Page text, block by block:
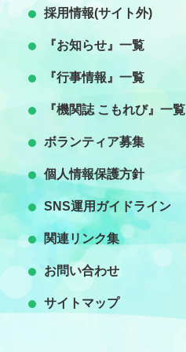
採用情報(サイト外)
『お知らせ』一覧
『行事情報』一覧
『機関誌 こもれび』一覧
ボランティア募集
個人情報保護方針
SNS運用ガイドライン
関連リンク集
お問い合わせ
サイトマップ